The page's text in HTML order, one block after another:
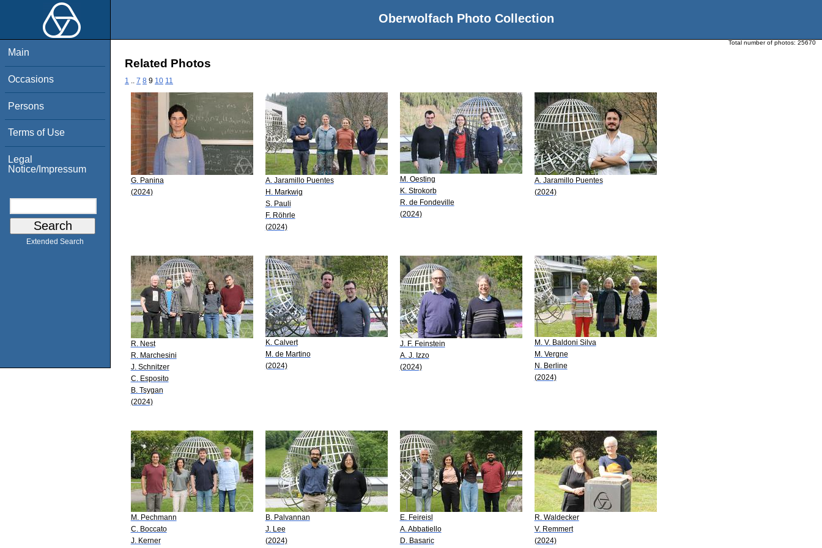
Oberwolfach Photo Collection
Main
Occasions
Persons
Terms of Use
Legal
Notice/Impressum
Extended Search
Total number of photos: 25670
Related Photos
1 7 8 9 10 11
G. Panina
(2024)
A. Jaramillo Puentes
H. Markwig
S. Pauli
F. Röhrle
(2024)
M. Oesting
K. Strokorb
R. de Fondeville
(2024)
A. Jaramillo Puentes
(2024)
R. Nest
R. Marchesini
J. Schnitzer
C. Esposito
B. Tsygan
(2024)
K. Calvert
M. de Martino
(2024)
J. F. Feinstein
A. J. Izzo
(2024)
M. V. Baldoni Silva
M. Vergne
N. Berline
(2024)
M. Pechmann
C. Boccato
J. Kerner
B. Palvannan
J. Lee
(2024)
E. Feireisl
A. Abbatiello
D. Basaric
R. Waldecker
V. Remmert
(2024)